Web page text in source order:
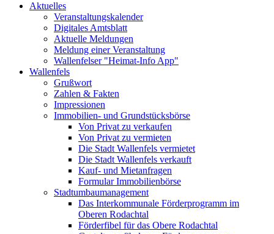
Aktuelles
Veranstaltungskalender
Digitales Amtsblatt
Aktuelle Meldungen
Meldung einer Veranstaltung
Wallenfelser "Heimat-Info App"
Wallenfels
Grußwort
Zahlen & Fakten
Impressionen
Immobilien- und Grundstücksbörse
Von Privat zu verkaufen
Von Privat zu vermieten
Die Stadt Wallenfels vermietet
Die Stadt Wallenfels verkauft
Kauf- und Mietanfragen
Formular Immobilienbörse
Stadtumbaumanagement
Das Interkommunale Förderprogramm im
Oberen Rodachtal
Förderfibel für das Obere Rodachtal